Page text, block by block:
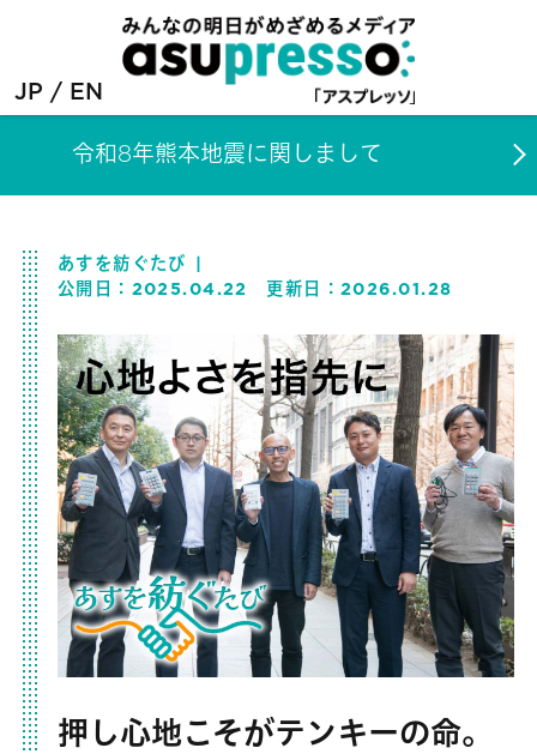
JP EN
令和8年熊本地震に関しまして
あすを紡ぐたび
公開日： 2025.04.22 更新日：2026.01.28
押し心地こそがテンキーの命。